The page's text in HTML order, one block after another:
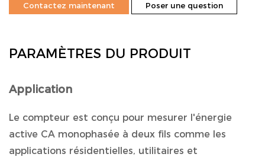
Contactez maintenant Poser une question
PARAMÈTRES DU PRODUIT
Application
Le compteur est conçu pour mesurer l'énergie
active CA monophasée à deux fils comme les
applications résidentielles, utilitaires et